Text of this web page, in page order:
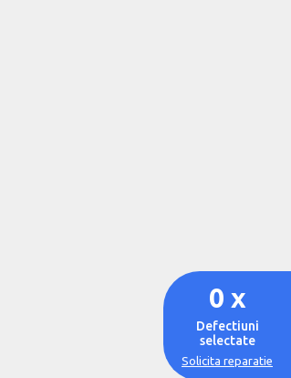
0 x
Defectiuni
selectate
Solicita reparatie